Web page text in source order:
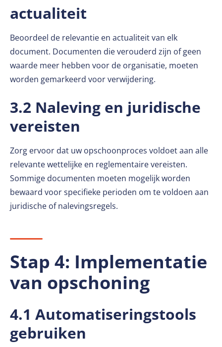
actualiteit
Beoordeel de relevantie en actualiteit van elk
document. Documenten die verouderd zijn of geen
waarde meer hebben voor de organisatie, moeten
worden gemarkeerd voor verwijdering.
3.2 Naleving en juridische
vereisten
Zorg ervoor dat uw opschoonproces voldoet aan alle
relevante wettelijke en reglementaire vereisten.
Sommige documenten moeten mogelijk worden
bewaard voor specifieke perioden om te voldoen aan
juridische of nalevingsregels.
Stap 4: Implementatie
van opschoning
4.1 Automatiseringstools
gebruiken